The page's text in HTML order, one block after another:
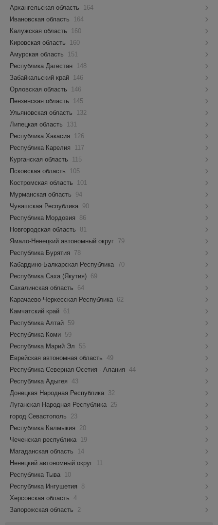
Архангельская область
164
Ивановская область
164
Калужская область
160
Кировская область
160
Амурская область
151
Республика Дагестан 148
Забайкальский край 146
Орловская область
146
Пензенская область
145
Ульяновская область
132
Липецкая область
131
Республика Хакасия
126
Республика Карелия
117
Курганская область
115
Псковская область
105
Костромская область
101
Мурманская область
94
Чувашская Республика 90
Республика Мордовия
86
Новгородская область
81
Ямало-Ненецкий автономный округ 79
Республика Бурятия
78
Кабардино-Балкарская Республика 70
Республика Саха (Якутия) 69
Сахалинская область
64
Карачаево-Черкесская Республика 62
Камчатский край 61
Республика Алтай 59
Республика Коми 59
Республика Марий Эл
55
Еврейская автономная область 49
Республика Северная Осетия - Алания 44
Республика Адыгея 43
Донецкая Народная Республика 32
Луганская Народная Республика 25
город Севастополь
23
Республика Калмыкия
20
Чеченская республика 19
Магаданская область
14
Ненецкий автономный округ 11
Республика Тыва 10
Республика Ингушетия
8
Херсонская область 4
Запорожская область
2